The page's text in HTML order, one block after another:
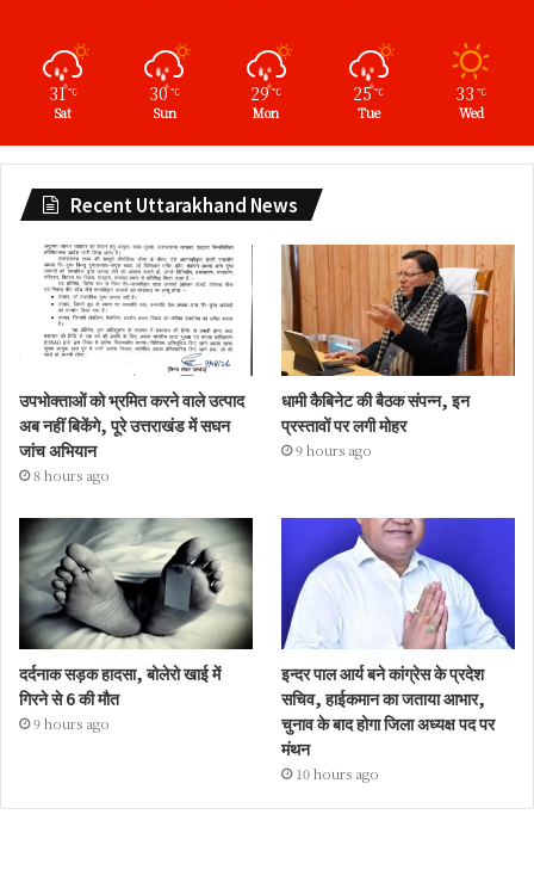
31℃
Sat
30 ℃
Sun
29℃
Mon
25℃
Tue
33 ℃
Wed
Recent Uttarakhand News
उपभोक्ताओं को भ्रमित करने वाले उत्पाद
अब नहीं बिकेंगे, पूरे उत्तराखंड में सघन
जांच अभियान
8 hours ago
धामी कैबिनेट की बैठक संपन्न, इन
प्रस्तावों पर लगी मोहर
9 hours ago
दर्दनाक सड़क हादसा, बोलेरो खाई में
गिरने से 6 की मौत
9 hours ago
इन्दर पाल आर्य बने कांग्रेस के प्रदेश
सचिव, हाईकमान का जताया आभार,
चुनाव के बाद होगा जिला अध्यक्ष पद पर
मंथन
10 hours ago